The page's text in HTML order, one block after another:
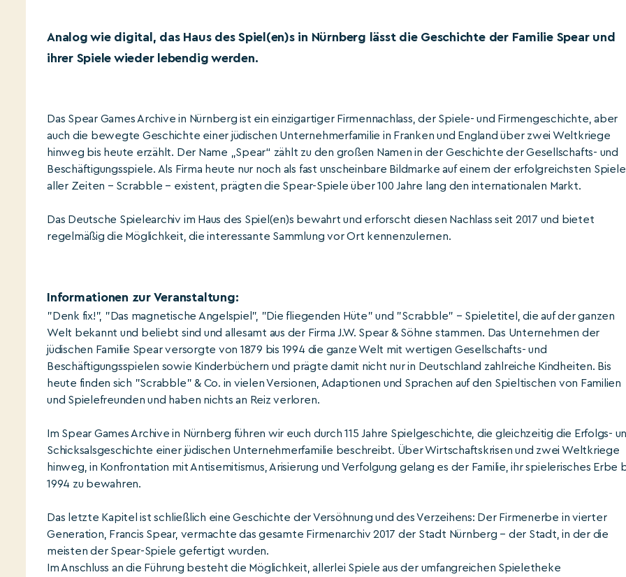
Analog wie digital, das Haus des Spiel(en)s in Nürnberg lässt die Geschichte der Familie Spear und
ihrer Spiele wieder lebendig werden.
Das Spear Games Archive in Nürnberg ist ein einzigartiger Firmennachlass, der Spiele- und Firmengeschichte, aber
auch die bewegte Geschichte einer jüdischen Unternehmerfamilie in Franken und England über zwei Weltkriege
hinweg bis heute erzählt. Der Name „Spear“ zählt zu den großen Namen in der Geschichte der Gesellschafts- und
Beschäftigungsspiele. Als Firma heute nur noch als fast unscheinbare Bildmarke auf einem der erfolgreichsten Spiele
aller Zeiten – Scrabble – existent, prägten die Spear-Spiele über 100 Jahre lang den internationalen Markt.
Das Deutsche Spielearchiv im Haus des Spiel(en)s bewahrt und erforscht diesen Nachlass seit 2017 und bietet
regelmäßig die Möglichkeit, die interessante Sammlung vor Ort kennenzulernen.
Informationen zur Veranstaltung:
"Denk fix!", "Das magnetische Angelspiel", "Die fliegenden Hüte" und "Scrabble" – Spieletitel, die auf der ganzen
Welt bekannt und beliebt sind und allesamt aus der Firma J.W. Spear & Söhne stammen. Das Unternehmen der
jüdischen Familie Spear versorgte von 1879 bis 1994 die ganze Welt mit wertigen Gesellschafts- und
Beschäftigungsspielen sowie Kinderbüchern und prägte damit nicht nur in Deutschland zahlreiche Kindheiten. Bis
heute finden sich "Scrabble" & Co. in vielen Versionen, Adaptionen und Sprachen auf den Spieltischen von Familien
und Spielefreunden und haben nichts an Reiz verloren.
Im Spear Games Archive in Nürnberg führen wir euch durch 115 Jahre Spielgeschichte, die gleichzeitig die Erfolgs-
Schicksalsgeschichte einer jüdischen Unternehmerfamilie beschreibt. Über Wirtschaftskrisen und zwei Weltkriege
hinweg, in Konfrontation mit Antisemitismus, Arisierung und Verfolgung gelang es der Familie, ihr spielerisches Erbe
1994 zu bewahren.
Das letzte Kapitel ist schließlich eine Geschichte der Versöhnung und des Verzeihens: Der Firmenerbe in vierter
Generation, Francis Spear, vermachte das gesamte Firmenarchiv 2017 der Stadt Nürnberg – der Stadt, in der die
meisten der Spear-Spiele gefertigt wurden.
Im Anschluss an die Führung besteht die Möglichkeit, allerlei Spiele aus der umfangreichen Spieletheke